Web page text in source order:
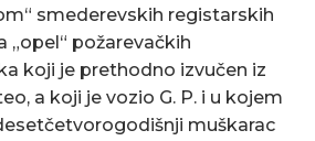
smederevskih registarskih
„opel“ požarevačkih
koji je prethodno izvučen iz
a koji je vozio G. P. i u kojem
muškarac